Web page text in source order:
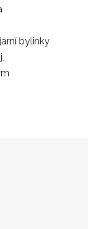
bylinky